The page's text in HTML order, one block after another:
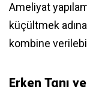
Ameliyat
küçültmek
kombine
Erken Tanı